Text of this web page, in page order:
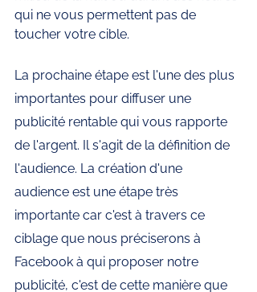
qui ne vous permettent pas de
toucher votre cible.
La prochaine étape est l'une des plus
importantes pour diffuser une
publicité rentable qui vous rapporte
de l'argent. Il s'agit de la définition de
l'audience. La création d'une
audience est une étape très
importante car c'est à travers ce
ciblage que nous préciserons à
Facebook à qui proposer notre
publicité, c'est de cette manière que